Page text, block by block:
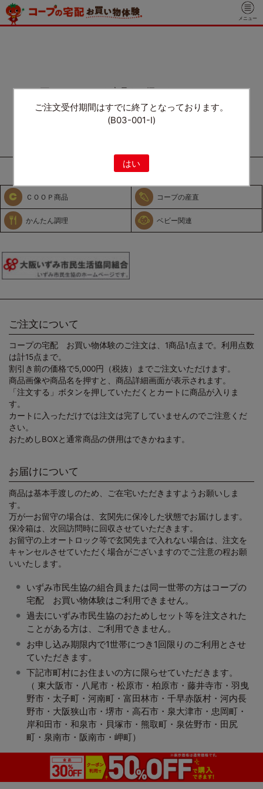
ご注文受付期間はすでに終了となっております。
(B03-001-I)
はい
メニュー
----- 下のメニューから商品をお探しください。 -----
全ての商品を見る
ＣＯＯＰ商品 コープの産直
かんたん調理 ベビー関連
ご注文について
コープの宅配 お買い物体験のご注文は、1商品1点まで。利用点数
は計15点まで。
割引き前の価格で5,000円（税抜）までご注文いただけます。
商品画像や商品名を押すと、商品詳細画面が表示されます。
「注文する」ボタンを押していただくとカートに商品が入りま
す。
カートに入っただけでは注文は完了していませんのでご注意くだ
さい。
おためしBOXと通常商品の併用はできかねます。
お届けについて
商品は基本手渡しのため、ご在宅いただきますようお願いしま
す。
万が一お留守の場合は、玄関先に保冷した状態でお届けします。
保冷箱は、次回訪問時に回収させていただきます。
お留守の上オートロック等で玄関先まで入れない場合は、注文を
キャンセルさせていただく場合がございますのでご注意の程お願
いいたします。
いずみ市民生協の組合員または同一世帯の方はコープの
宅配 お買い物体験はご利用できません。
過去にいずみ市民生協のおためしセット等を注文された
ことがある方は、ご利用できません。
お申し込み期限内で1世帯につき1回限りのご利用とさせ
ていただきます。
下記市町村にお住まいの方に限らせていただきます。
（ 東大阪市・八尾市・松原市・柏原市・藤井寺市・羽曳
野市・太子町・河南町・富田林市・千早赤阪村・河内長
野市・大阪狭山市・堺市・高石市・泉大津市・忠岡町・
岸和田市・和泉市・貝塚市・熊取町・泉佐野市・田尻
町・泉南市・阪南市・岬町）